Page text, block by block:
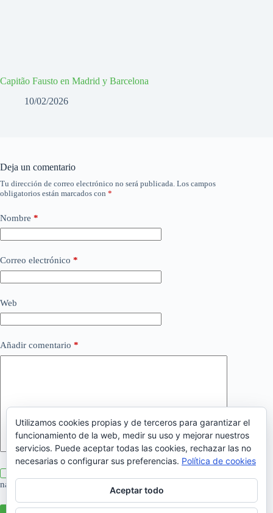
Capitão Fausto en Madrid y Barcelona
10/02/2026
Deja un comentario
Tu dirección de correo electrónico no será publicada. Los campos
obligatorios están marcados con *
Nombre *
Correo electrónico *
Web
Añadir comentario *
navegador para la próxima vez que comente.
Utilizamos cookies propias y de terceros para garantizar el
funcionamiento de la web, medir su uso y mejorar nuestros
servicios. Puede aceptar todas las cookies, rechazar las no
necesarias o configurar sus preferencias. Política de cookies
Aceptar todo